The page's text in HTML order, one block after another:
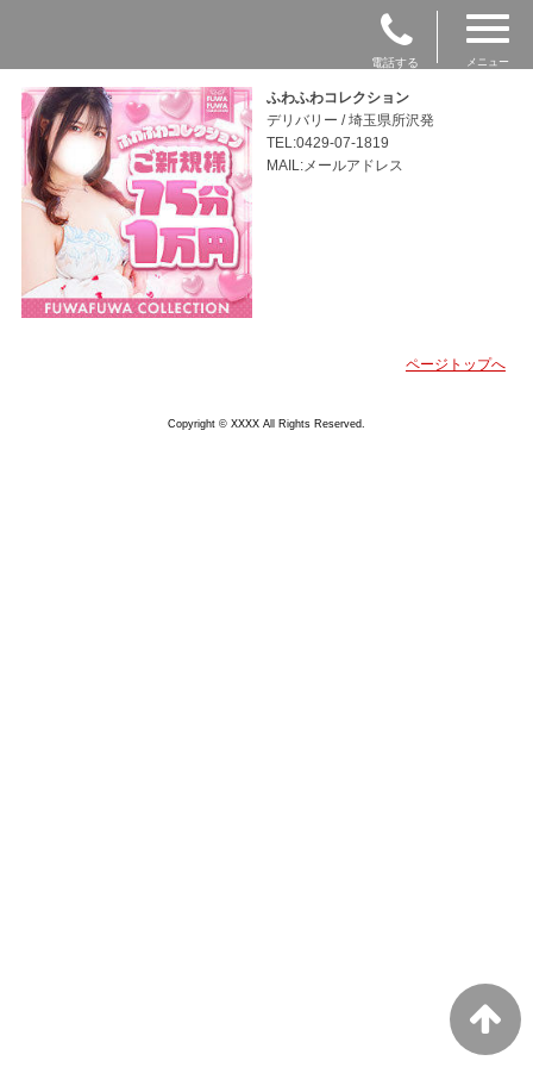
電話する メニュー
ふわふわコレクション
デリバリー / 埼玉県所沢発
TEL:0429-07-1819
MAIL:メールアドレス
ページトップへ
Copyright © XXXX All Rights Reserved.